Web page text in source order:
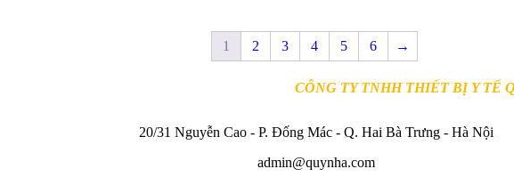
1 2 3 4 5 6 →
CÔNG TY TNHH THIẾT BỊ Y TẾ
20/31 Nguyễn Cao - P. Đống Mác - Q. Hai Bà Trưng - Hà Nội
admin@quynha.com